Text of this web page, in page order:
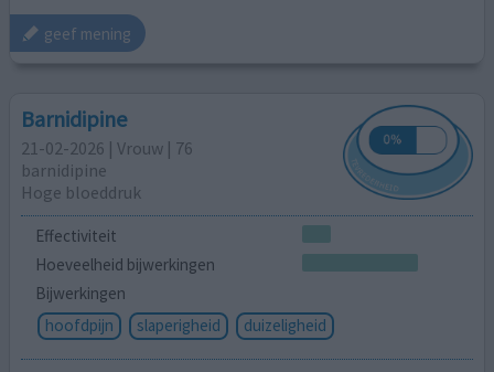
geef mening
Barnidipine
21-02-2026 | Vrouw | 76
barnidipine
Hoge bloeddruk
Effectiviteit
Hoeveelheid bijwerkingen
Bijwerkingen
hoofdpijn
slaperigheid duizeligheid